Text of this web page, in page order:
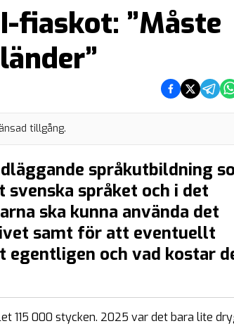
fiaskot: ”Måste
Dela påDela på
Dela
tillgång.
språkutbildning
svenska språket och i det
ska kunna använda det
samt för att eventuellt
och vad kostar
115 000 stycken. 2025 var det bara lite